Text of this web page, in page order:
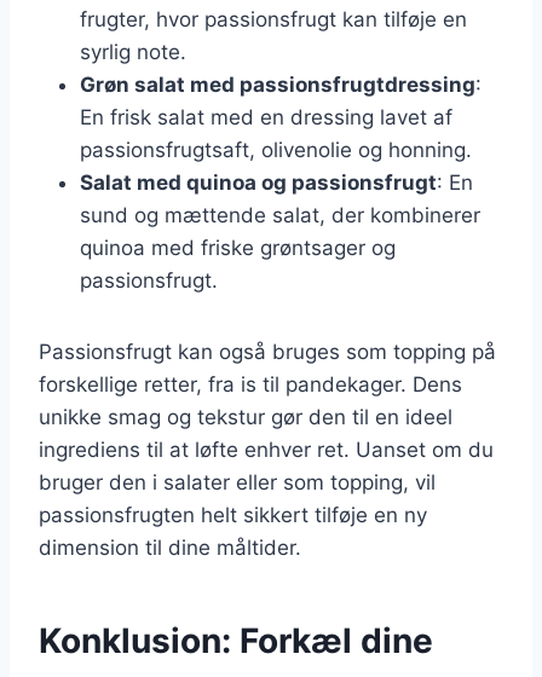
frugter, hvor passionsfrugt kan tilføje en
syrlig note.
Grøn salat med passionsfrugtdressing:
En frisk salat med en dressing lavet af
passionsfrugtsaft, olivenolie og honning.
Salat med quinoa og passionsfrugt: En
sund og mættende salat, der kombinerer
quinoa med friske grøntsager og
passionsfrugt.
Passionsfrugt kan også bruges som topping på
forskellige retter, fra is til pandekager. Dens
unikke smag og tekstur gør den til en ideel
ingrediens til at løfte enhver ret. Uanset om du
bruger den i salater eller som topping, vil
passionsfrugten helt sikkert tilføje en ny
dimension til dine måltider.
Konklusion: Forkæl dine